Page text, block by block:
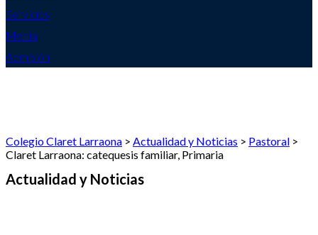
Servicios
Media
Admisión
Colegio Claret Larraona > Actualidad y Noticias > Pastoral >
Claret Larraona: catequesis familiar, Primaria
Actualidad y Noticias